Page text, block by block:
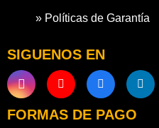
» Políticas de Garantía
SIGUENOS EN
FORMAS DE PAGO